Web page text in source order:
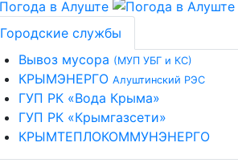
Городские службы
Вывоз мусора (МУП УБГ и КС)
КРЫМЭНЕРГО Алуштинский РЭС
ГУП РК «Вода Крыма»
ГУП РК «Крымгазсети»
КРЫМТЕПЛОКОММУНЭНЕРГО